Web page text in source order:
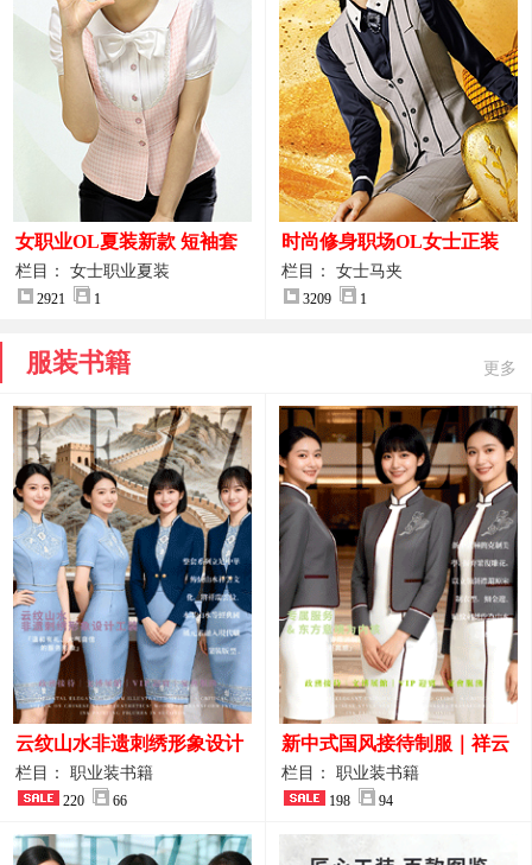
女职业OL夏装新款 短袖套
装女正装
栏目： 女士职业夏装
2921 1
时尚修身职场OL女士正装
马甲拍摄大图
栏目： 女士马夹
3209 1
服装书籍 更多
云纹山水非遗刺绣形象设计
工装｜会议礼仪接待人员制
服画册
栏目： 职业装书籍
220 66
新中式国风接待制服｜祥云
刺绣打造高端厅堂东方美学
栏目： 职业装书籍
198 94